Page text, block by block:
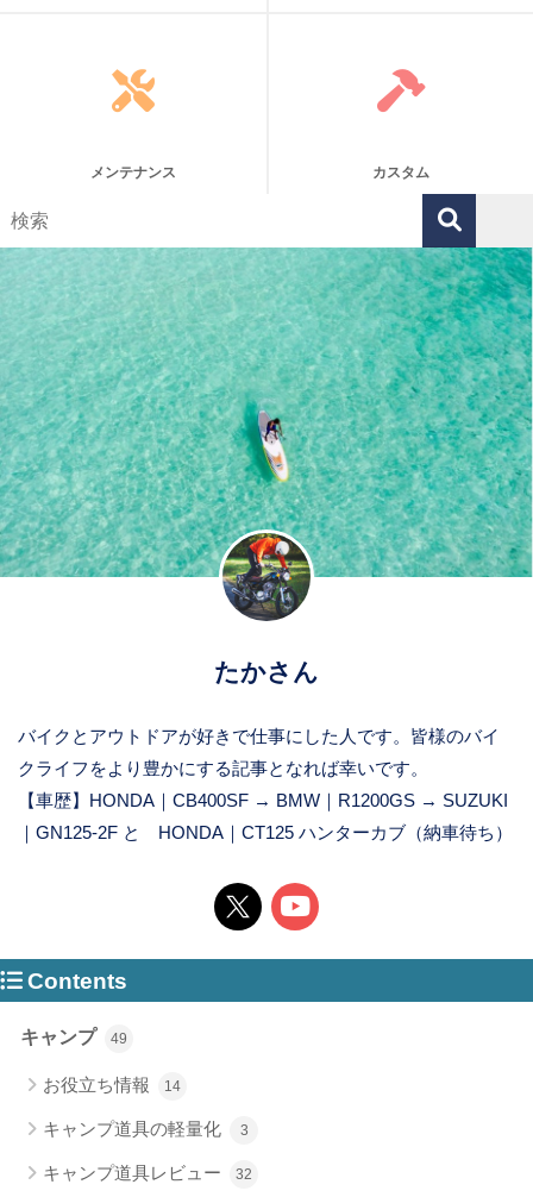
メンテナンス カスタム
たかさん
バイクとアウトドアが好きで仕事にした人です。皆様のバイ
クライフをより豊かにする記事となれば幸いです。
【車歴】HONDA｜CB400SF → BMW｜R1200GS → SUZUKI
｜GN125-2F と HONDA｜CT125 ハンターカブ（納車待ち）
Contents
キャンプ 49
お役立ち情報 14
キャンプ道具の軽量化 3
キャンプ道具レビュー 32